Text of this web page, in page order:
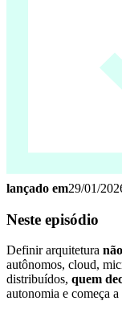
lançado em29/01/
Neste episódio
Definir arquitetura
autônomos, cloud,
distribuídos, quem
autonomia e começa